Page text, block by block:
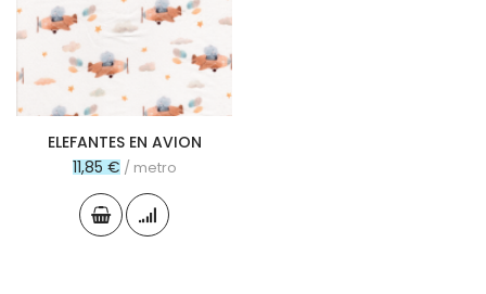
ELEFANTES EN AVION
11,85 € / metro